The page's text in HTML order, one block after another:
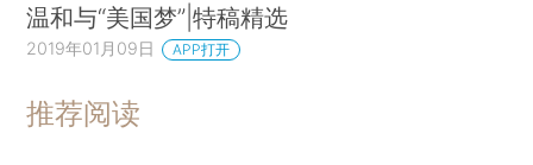
温和与“美国梦”|特稿精选
2019年01月09日 APP打开
推荐阅读